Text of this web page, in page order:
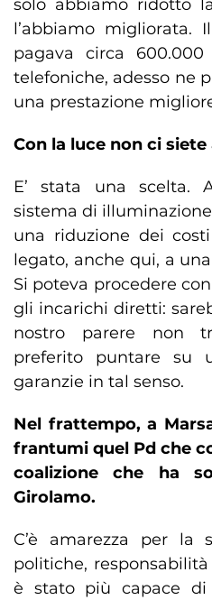
solo abbiamo ridotto
l’abbiamo migliorata.
pagava circa
telefoniche, adesso ne
una prestazione
Con la luce non ci
E’ stata una scelta.
sistema di
una riduzione dei
legato, anche qui, a
Si poteva procedere
gli incarichi diretti:
nostro parere non
preferito puntare su
garanzie in tal senso.
Nel frattempo, a
frantumi quel Pd che
coalizione che ha
Girolamo.
C’è amarezza per la
politiche,
è stato più capace di